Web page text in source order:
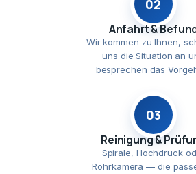
02
Anfahrt &
Wir kommen zu Ihnen,
uns die Situation an
besprechen das
03
Reinigung &
Spirale, Hochdruck
Rohrkamera — die